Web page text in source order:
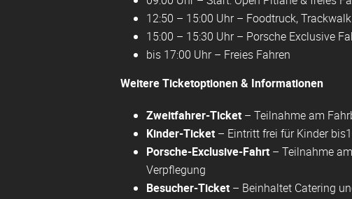
12:50 – 15:00 Uhr – Foodtruck,
15:00 – 15:30 Uhr – Porsche Exclusive
bis 17:00 Uhr – Freies Fahren
Weitere Ticketoptionen & Informationen
Zweitfahrer-Ticket – Teilnahme am
Kinder-Ticket – Eintritt frei für Kinder
Porsche-Exclusive-Fahrt – Teilnahme
Verpflegung
Besucher-Ticket – Beinhaltet Catering